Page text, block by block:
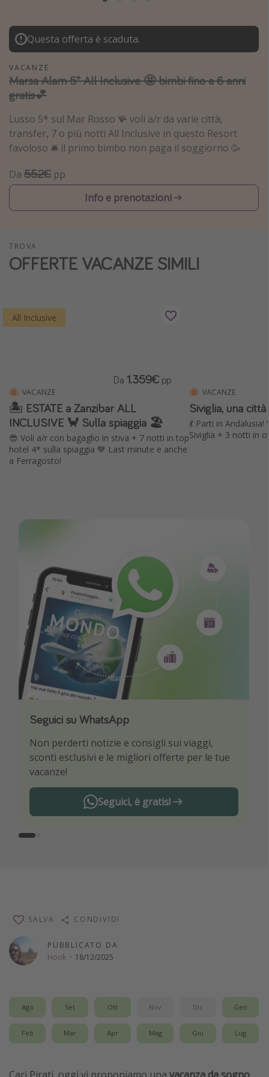
Baleari
Egitto
Tunisia
Malta
Capo Verde
Vacanze last minute
Vacanze all inclusive
Vacanze di Pasqua 2026
Last minute capodanno
Viaggi per single
Calendario di viaggio
Festività del 2026
Città più visitate
Questa offerta è scaduta.
VACANZE
Marsa Alam 5* All Inclusive 🤩 bimbi fino a 6 anni
gratis💕
Lusso 5* sul Mar Rosso 🪸 voli a/r da varie città,
transfer, 7 o più notti All Inclusive in questo Resort
favoloso 🛎️ il primo bimbo non paga il soggiorno 🥳
Da 552€ pp
Info e prenotazioni
TROVA
OFFERTE VACANZE SIMILI
All Inclusive
VACANZE
🏝️ ESTATE a Zanzibar ALL
INCLUSIVE 🦀 Sulla spiaggia 🏖️
😎 Voli a/r con bagaglio in stiva + 7 notti in top
hotel 4* sulla spiaggia 💙 Last minute e anche
a Ferragosto!
Da 1.359€ pp
VACANZE
Siviglia, una
💃 Parti in
Siviglia + 3 notti in
Seguici su WhatsApp
Non perderti notizie e consigli sui viaggi,
sconti esclusivi e le migliori offerte per le tue
vacanze!
Seguici, è gratis!
Scarica la nostra App
Sii il primo a conoscere le migliori offerte di
viaggio
PUBBLICATO DA
Hook · 18/12/2025
SALVA CONDIVIDI
Ago Set Ott Nov Dic Gen
Feb Mar Apr Mag Giu Lug